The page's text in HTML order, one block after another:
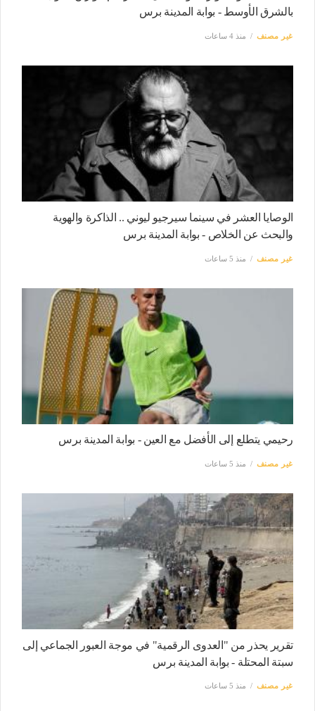
بالشرق الأوسط - بوابة المدينة برس
غير مصنف منذ 4 ساعات
الوصايا العشر في سينما سيرجيو ليوني .. الذاكرة والهوية
والبحث عن الخلاص - بوابة المدينة برس
غير مصنف منذ 5 ساعات
رحيمي يتطلع إلى الأفضل مع العين - بوابة المدينة برس
غير مصنف منذ 5 ساعات
تقرير يحذر من "العدوى الرقمية" في موجة العبور الجماعي إلى
سبتة المحتلة - بوابة المدينة برس
غير مصنف منذ 5 ساعات